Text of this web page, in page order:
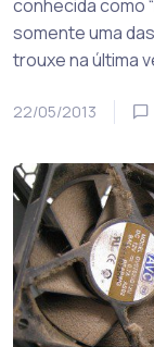
conhecida como
somente uma
trouxe na última
22/05/2013